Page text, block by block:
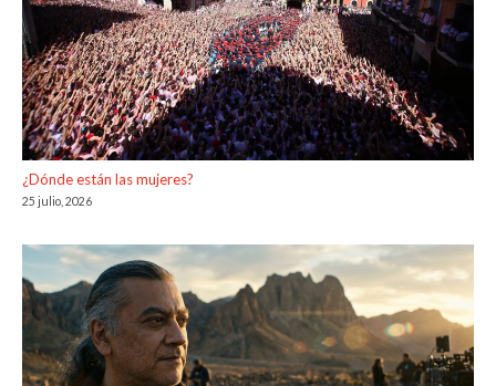
¿Dónde están las mujeres?
25 julio, 2026